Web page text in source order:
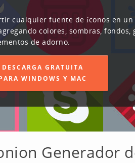
cualquier fuente de íconos en un
colores, sombras, fondos,
de adorno.
DESCARGA GRATUITA
WINDOWS Y MAC
Generador